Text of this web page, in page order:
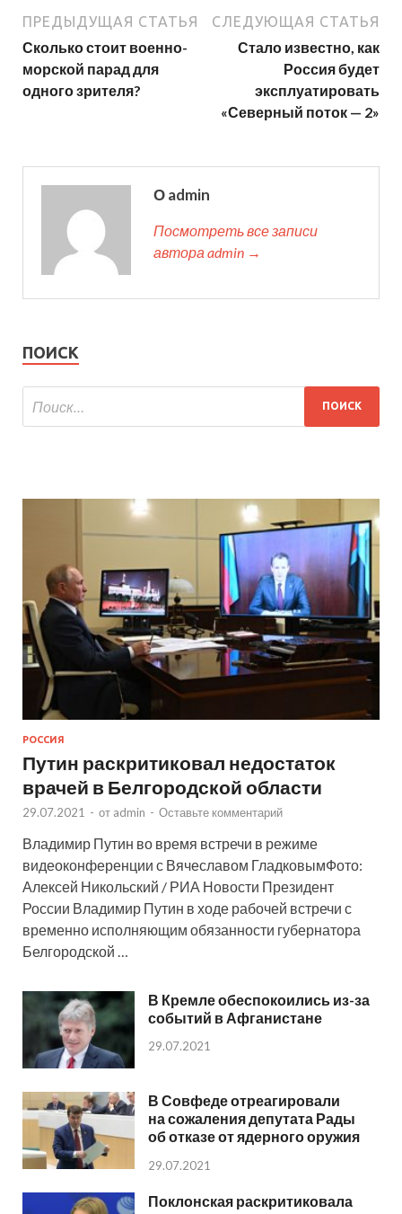
ПРЕДЫДУЩАЯ СТАТЬЯ
Сколько стоит военно-
морской парад для
одного зрителя?
СЛЕДУЮЩАЯ СТАТЬЯ
Стало известно, как
Россия будет
эксплуатировать
«Северный поток — 2»
О admin
Посмотреть все записи
автора admin →
ПОИСК
РОССИЯ
Путин раскритиковал недостаток
врачей в Белгородской области
29.07.2021 - от admin - Оставьте комментарий
Владимир Путин во время встречи в режиме
видеоконференции с Вячеславом ГладковымФото:
Алексей Никольский / РИА Новости Президент
России Владимир Путин в ходе рабочей встречи с
временно исполняющим обязанности губернатора
Белгородской …
В Кремле обеспокоились из-за
событий в Афганистане
29.07.2021
В Совфеде отреагировали
на сожаления депутата Рады
об отказе от ядерного оружия
29.07.2021
Поклонская раскритиковала